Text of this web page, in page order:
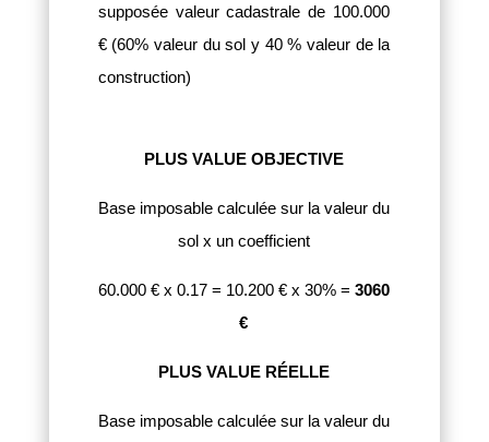
supposée valeur cadastrale de 100.000
€ (60% valeur du sol y 40 % valeur de la
construction)
PLUS VALUE OBJECTIVE
Base imposable calculée sur la valeur du
sol x un coefficient
60.000 € x 0.17 = 10.200 € x 30% = 3060
€
PLUS VALUE RÉELLE
Base imposable calculée sur la valeur du